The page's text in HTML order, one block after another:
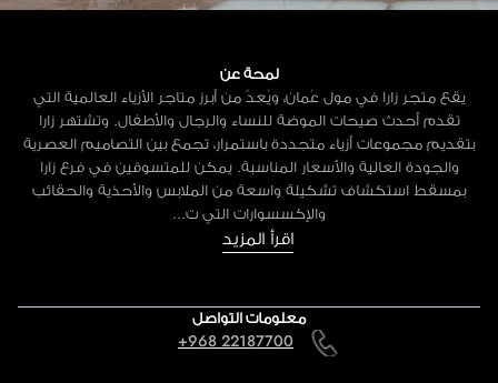
لمحة عن
يقع متجر زارا في مول عُمان، ويُعدّ من أبرز متاجر الأزياء العالمية التي
تقدم أحدث صيحات الموضة للنساء والرجال والأطفال. وتشتهر زارا
بتقديم مجموعات أزياء متجددة باستمرار، تجمع بين التصاميم العصرية
والجودة العالية والأسعار المناسبة. يمكن للمتسوقين في فرع زارا
بمسقط استكشاف تشكيلة واسعة من الملابس والأحذية والحقائب
والإكسسوارات التي ت...
اقرأ المزيد
معلومات التواصل
+968 22187700